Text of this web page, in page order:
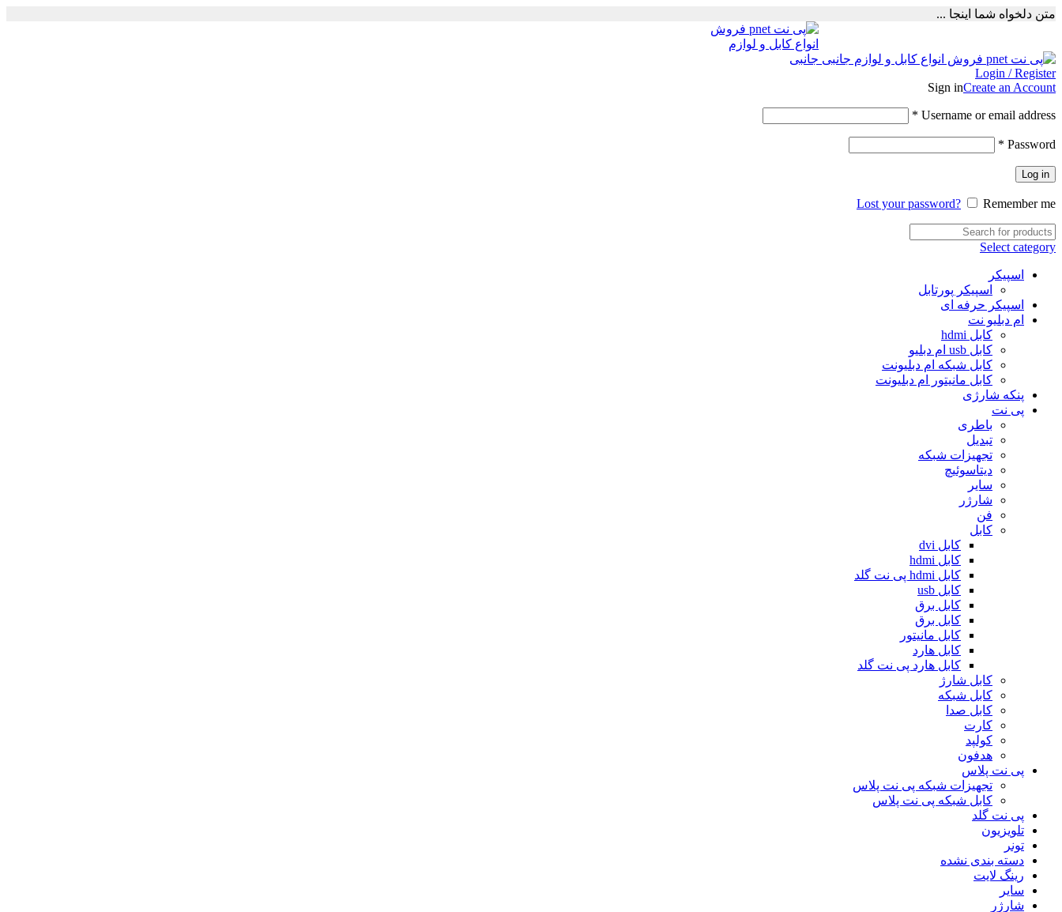
متن دلخواه شما اینجا ...
Login / Register
Sign inCreate an Account
Username or email address
*
Password
*
Log in
Lost your password? Remember me
Select category
اسپیکر
اسپیکر پورتابل
اسپیکر حرفه ای
ام دبلیو نت
کابل hdmi
کابل usb ام دبلیو
کابل شبکه ام دبلیونت
کابل مانیتور ام دبلیونت
پنکه شارژی
پی نت
باطری
تبدیل
تجهیزات شبکه
دیتاسوئیچ
سایر
شارژر
فن
کابل
کابل dvi
کابل hdmi
کابل hdmi پی نت گلد
کابل usb
کابل برق
کابل برق
کابل مانیتور
کابل هارد
کابل هارد پی نت گلد
کابل شارژ
کابل شبکه
کابل صدا
کارت
کولپد
هدفون
پی نت پلاس
تجهیزات شبکه پی نت پلاس
کابل شبکه پی نت پلاس
پی نت گلد
تلویزیون
تونر
دسته بندی نشده
رینگ لایت
سایر
شارژر